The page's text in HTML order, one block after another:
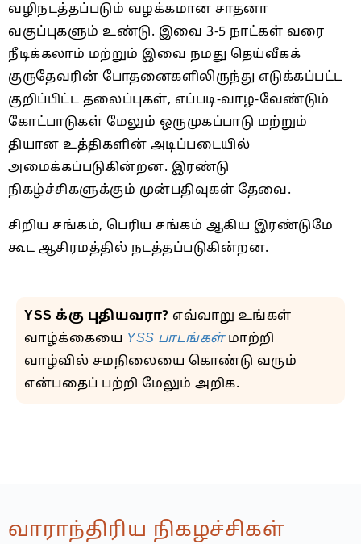
வழிநடத்தப்படும் வழக்கமான சாதனா
வகுப்புகளும் உண்டு. இவை 3-5 நாட்கள் வரை
நீடிக்கலாம் மற்றும் இவை நமது தெய்வீகக்
குருதேவரின் போதனைகளிலிருந்து எடுக்கப்பட்ட
குறிப்பிட்ட தலைப்புகள், எப்படி-வாழ-வேண்டும்
கோட்பாடுகள் மேலும் ஒருமுகப்பாடு மற்றும்
தியான உத்திகளின் அடிப்படையில்
அமைக்கப்படுகின்றன. இரண்டு
நிகழ்ச்சிகளுக்கும் முன்பதிவுகள் தேவை.
சிறிய சங்கம், பெரிய சங்கம் ஆகிய இரண்டுமே
கூட ஆசிரமத்தில் நடத்தப்படுகின்றன.
YSS க்கு புதியவரா? எவ்வாறு உங்கள்
வாழ்க்கையை YSS பாடங்கள்மாற்றி
வாழ்வில் சமநிலையை கொண்டு வரும்
என்பதைப் பற்றி மேலும் அறிக.
வாராந்திரிய நிகழச்சிகள்